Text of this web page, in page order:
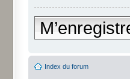
Index du forum